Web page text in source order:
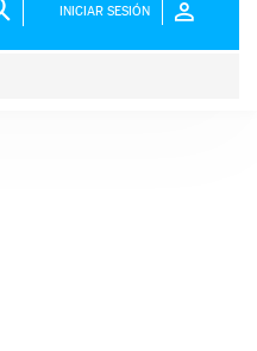
INICIAR SESIÓN